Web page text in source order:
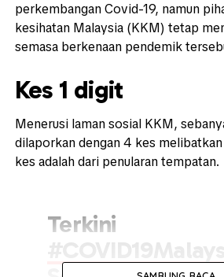
perkembangan Covid-19, namun
kesihatan Malaysia (KKM) tetap
semasa berkenaan pendemik
Kes 1 digit
Menerusi laman sosial KKM,
dilaporkan dengan 4 kes
kes adalah dari penularan tempatan.
Terkini